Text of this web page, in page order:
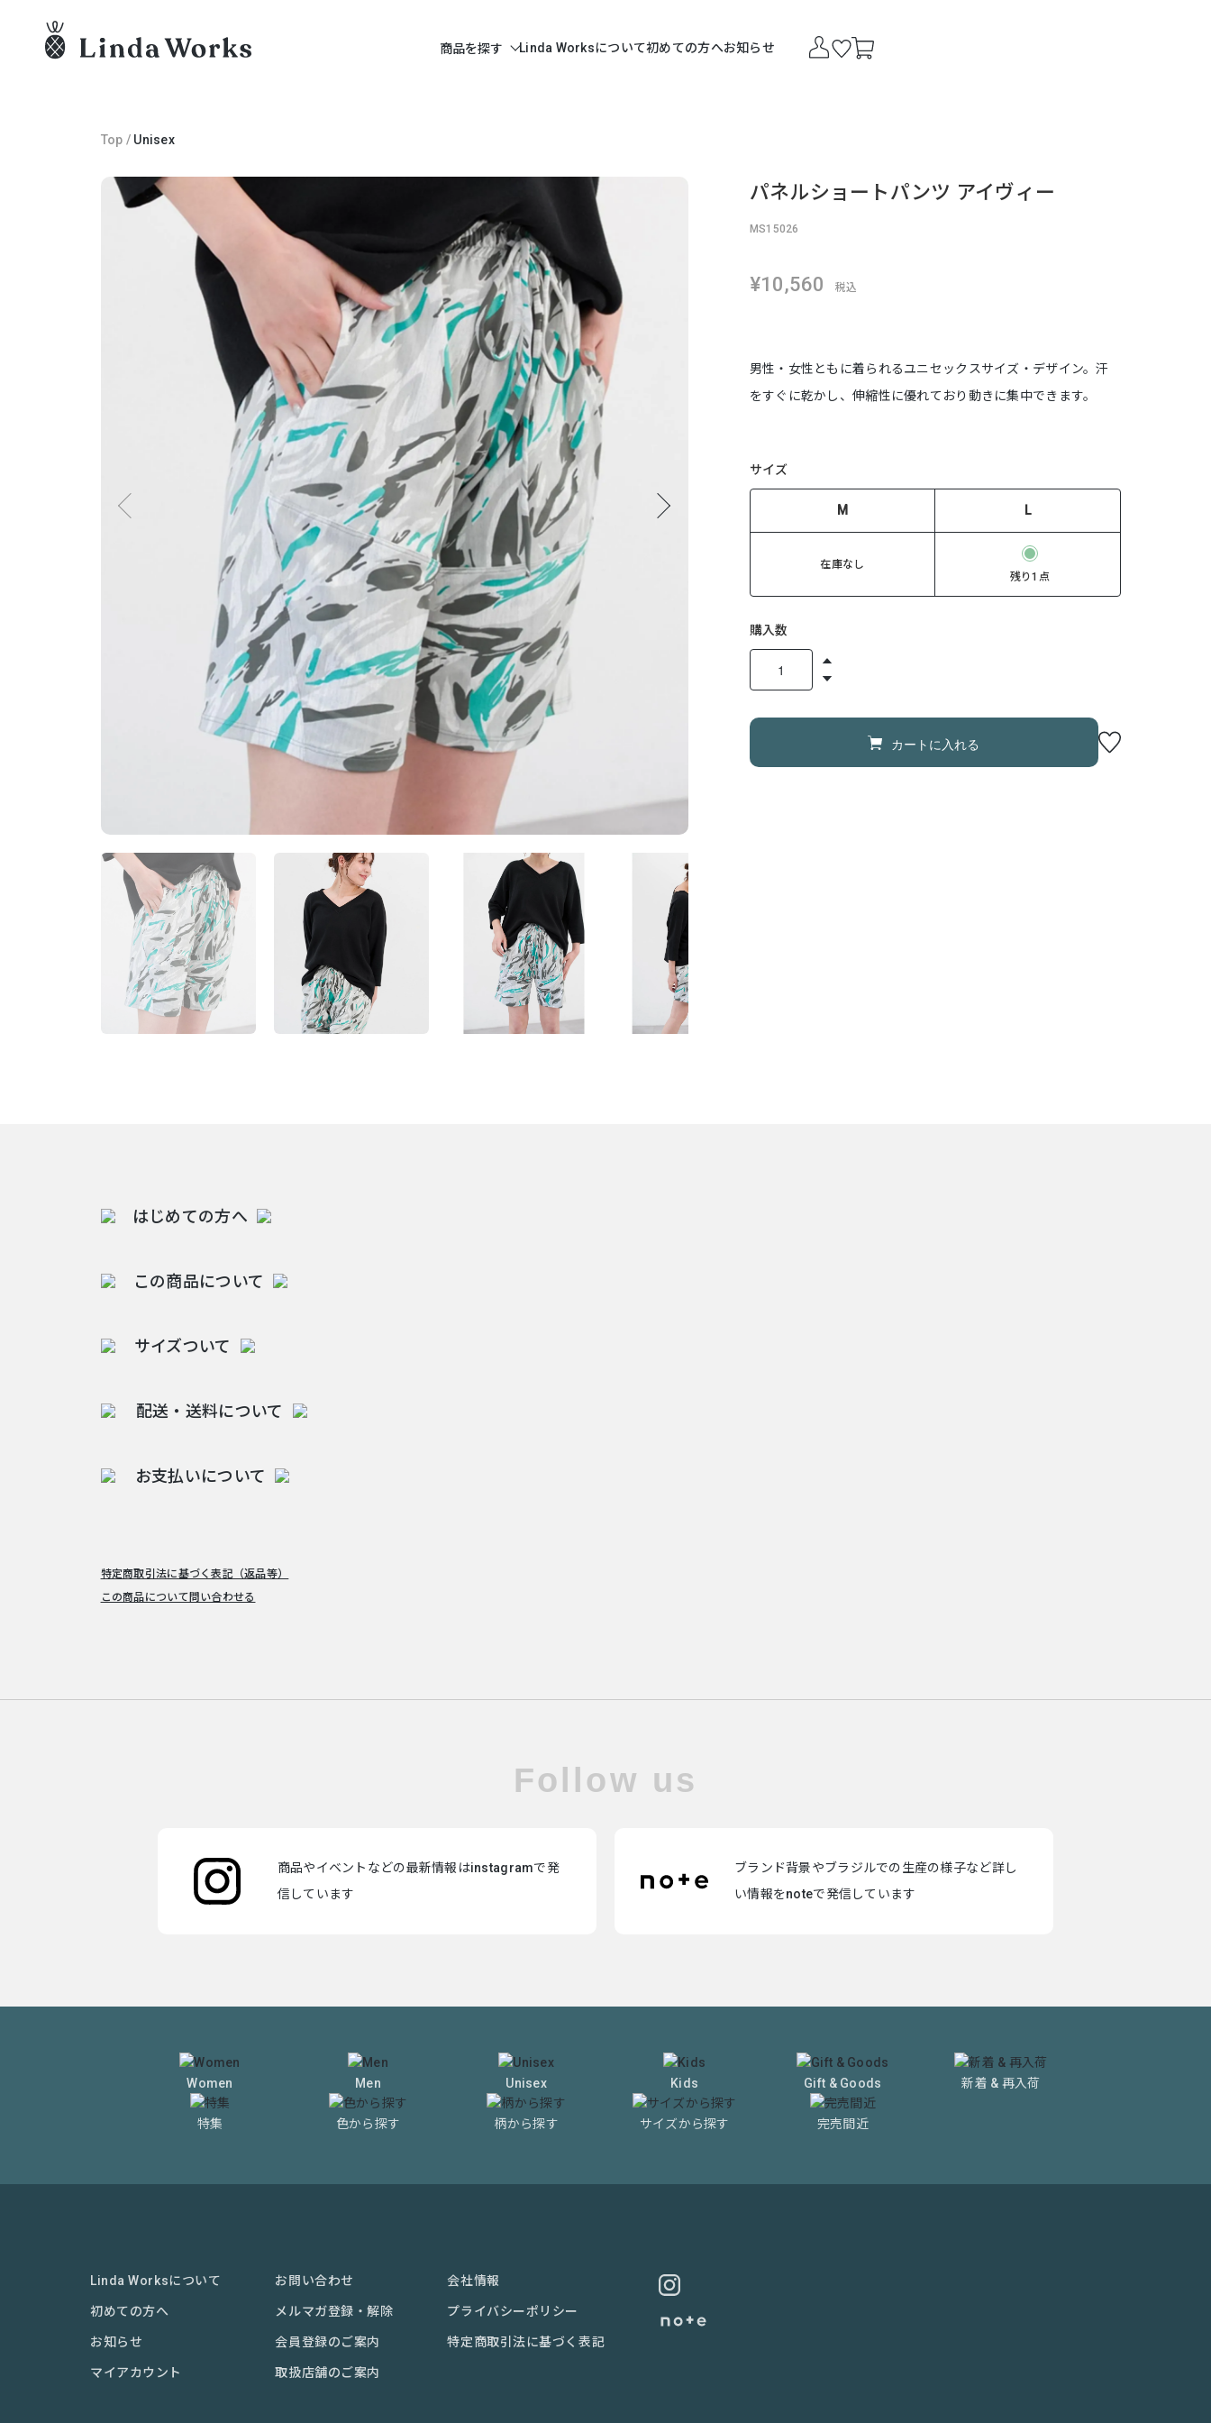
商品を探す Linda Worksについて初めての方へお知らせ
Top / Unisex
パネルショートパンツ アイヴィー
MS15026
¥10,560 税込
男性・女性ともに着られるユニセックスサイズ・デザイン。汗
をすぐに乾かし、伸縮性に優れており動きに集中できます。
サイズ
M L
在庫なし
残り1点
購入数
カートに入れる
はじめての方へ
この商品について
サイズついて
配送・送料について
お支払いについて
特定商取引法に基づく表記（返品等）
この商品について問い合わせる
Follow us
商品やイベントなどの最新情報はinstagramで発
信しています
ブランド背景やブラジルでの生産の様子など詳し
い情報をnoteで発信しています
Women Men Unisex Kids Gift & Goods 新着 & 再入荷
特集 色から探す 柄から探す サイズから探す 完売間近
Linda Worksについて
初めての方へ
お知らせ
マイアカウント
お問い合わせ
メルマガ登録・解除
会員登録のご案内
取扱店舗のご案内
会社情報
プライバシーポリシー
特定商取引法に基づく表記